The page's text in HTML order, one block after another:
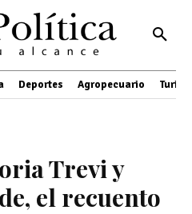
Deportes Agropecuario
Trevi y
el recuento